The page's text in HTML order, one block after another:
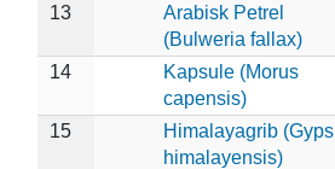
13
Arabisk Petrel
(Bulweria fallax)
14
Kapsule (Morus
capensis)
15
Himalayagrib (Gyps
himalayensis)